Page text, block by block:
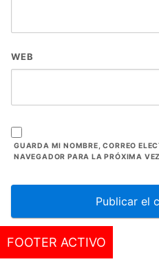
WEB
GUARDA MI NOMBRE, CORREO
NAVEGADOR PARA LA PRÓXIMA
FOOTER ACTIVO